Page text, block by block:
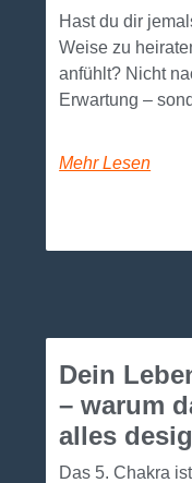
Hast du dir
Weise zu
anfühlt? Nicht
Erwartung –
Mehr Lesen
Dein
– warum
alles
Das 5. Chakra